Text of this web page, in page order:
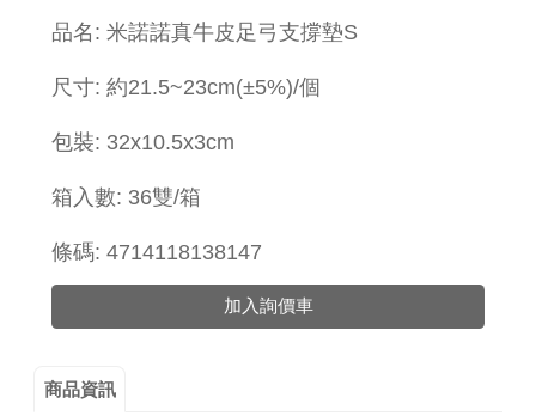
​品名: 米諾諾真牛皮足弓支撐墊S
尺寸: 約21.5~23cm(±5%)/個
包裝: 32x10.5x3cm
箱入數: 36雙/箱
條碼: 4714118138147
加入詢價車
商品資訊